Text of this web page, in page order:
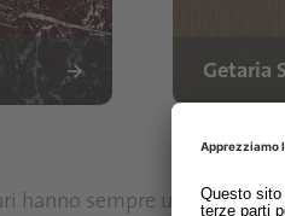
Getaria
hanno sempre una